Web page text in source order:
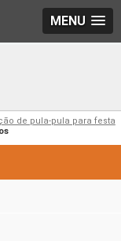
MENU
de pula-pula para festa